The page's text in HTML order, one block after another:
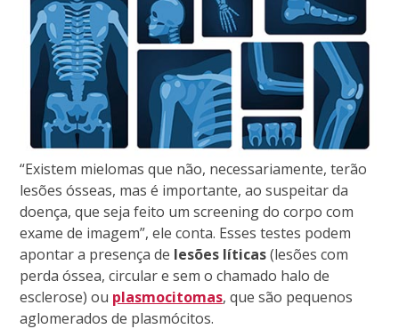
“Existem mielomas que não, necessariamente, terão
lesões ósseas, mas é importante, ao suspeitar da
doença, que seja feito um screening do corpo com
exame de imagem”, ele conta. Esses testes podem
apontar a presença de lesões líticas(lesões com
perda óssea, circular e sem o chamado halo de
esclerose) ou plasmocitomas, que são pequenos
aglomerados de plasmócitos.